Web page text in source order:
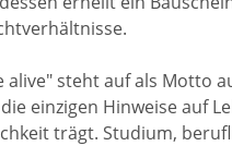
alive" steht auf als Motto
einzigen Hinweise auf
trägt. Studium,